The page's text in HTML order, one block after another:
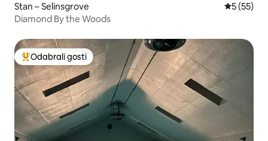
Stan – Selinsgrove Prosječna
5 (55)
Diamond By the Woods
Među najviše rangiranima s oznakom „Odabrali gosti”
Odabrali gosti